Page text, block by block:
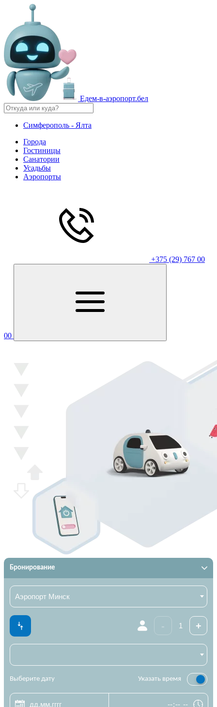
Едем-в-аэропорт.бел
Симферополь - Ялта
Города
Гостиницы
Санатории
Усадьбы
Аэропорты
+375 (29) 767 00
00